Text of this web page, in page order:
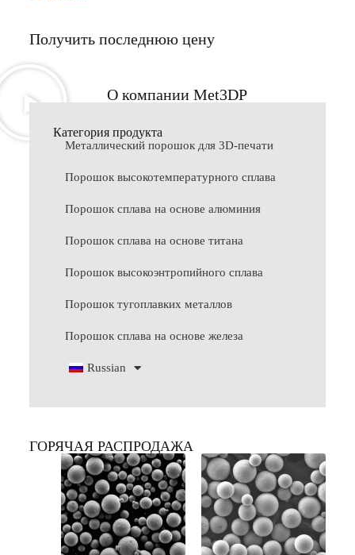
Получить последнюю цену
О компании Met3DP
Категория продукта
Металлический порошок для 3D-печати
Порошок высокотемпературного сплава
Порошок сплава на основе алюминия
Порошок сплава на основе титана
Порошок высокоэнтропийного сплава
Порошок тугоплавких металлов
Порошок сплава на основе железа
Russian
ГОРЯЧАЯ РАСПРОДАЖА